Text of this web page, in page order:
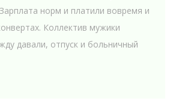
норм и платили вовремя и
Коллектив мужики
давали, отпуск и больничный